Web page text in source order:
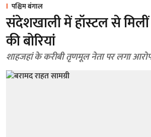
पश्चिम बंगाल
संदेशखाली में हॉस्टल से मिलीं
की बोरियां
शाहजहां के करीबी तृणमूल नेता पर लगा